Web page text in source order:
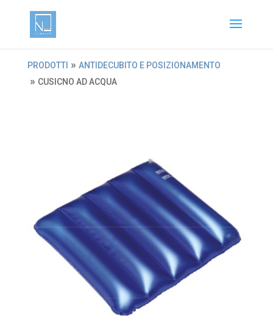
PRODOTTI » ANTIDECUBITO E POSIZIONAMENTO
» CUSICNO AD ACQUA